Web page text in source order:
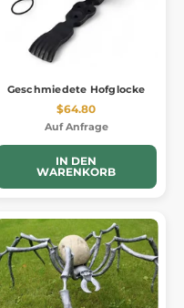
Geschmiedete Hofglocke
$64.80
Auf Anfrage
IN DEN
WARENKORB